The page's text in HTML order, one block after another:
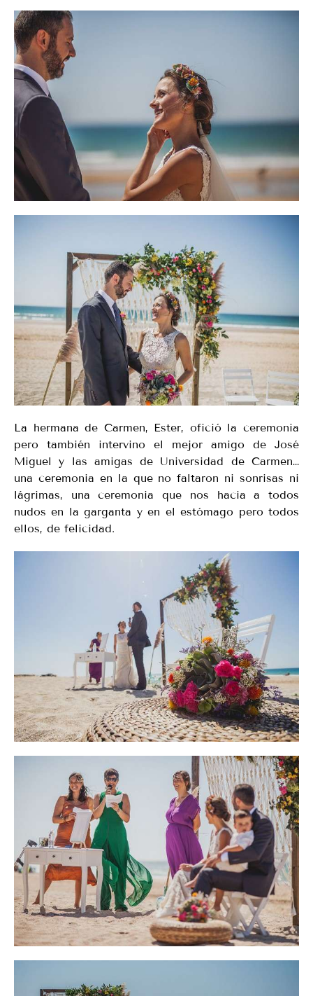
La hermana de Carmen, Ester, ofició la ceremonia
pero también intervino el mejor amigo de José
Miguel y las amigas de Universidad de Carmen…
una ceremonia en la que no faltaron ni sonrisas ni
lágrimas, una ceremonia que nos hacia a todos
nudos en la garganta y en el estómago pero todos
ellos, de felicidad.